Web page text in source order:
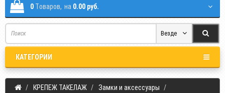
0 Tоваров, на 0.00 руб.
Везде
КАТЕГОРИИ
КРЕПЕЖ ТАКЕЛАЖ
Замки и аксессуары